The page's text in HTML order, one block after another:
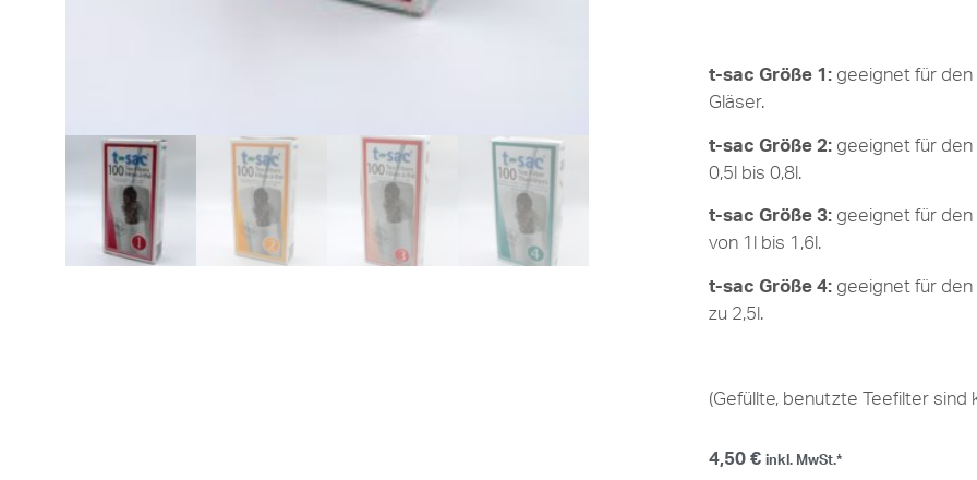
t-sac Größe 1: geeignet für den
Gläser.
t-sac Größe 2: geeignet für den
0,5l bis 0,8l.
t-sac Größe 3: geeignet für den
von 1l bis 1,6l.
t-sac Größe 4: geeignet für den
zu 2,5l.
(Gefüllte, benutzte Teefilter sind
4,50 € inkl. MwSt.*